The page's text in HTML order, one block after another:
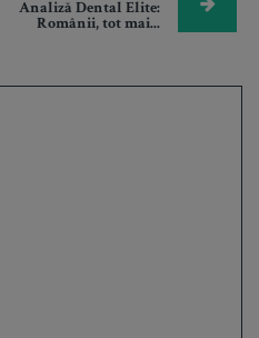
Analiză Dental Elite:
Românii, tot mai...